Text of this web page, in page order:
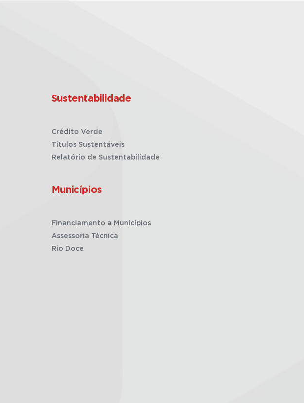
Sustentabilidade
Crédito Verde
Títulos Sustentáveis
Relatório de Sustentabilidade
Municípios
Financiamento a Municípios
Assessoria Técnica
Rio Doce